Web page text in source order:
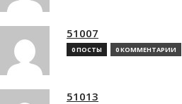
51007
0 ПОСТЫ 0 КОММЕНТАРИИ
51013